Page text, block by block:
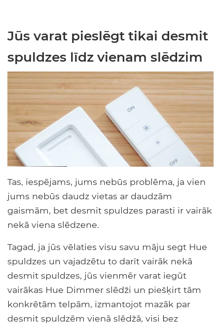
Jūs varat pieslēgt tikai desmit
spuldzes līdz vienam slēdzim
Tas, iespējams, jums nebūs problēma, ja vien
jums nebūs daudz vietas ar daudzām
gaismām, bet desmit spuldzes parasti ir vairāk
nekā viena slēdzene.
Tagad, ja jūs vēlaties visu savu māju segt Hue
spuldzes un vajadzētu to darīt vairāk nekā
desmit spuldzes, jūs vienmēr varat iegūt
vairākas Hue Dimmer slēdži un piešķirt tām
konkrētām telpām, izmantojot mazāk par
desmit spuldzēm vienā slēdžā, visi bez